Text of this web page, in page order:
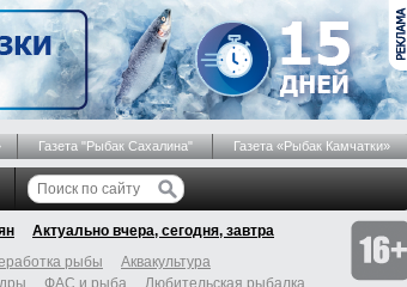
Газета "Рыбак Сахалина" Газета «Рыбак Камчатки»
Актуально вчера, сегодня, завтра
рыбы
Аквакультура
ФАС и рыба Любительская рыбалка